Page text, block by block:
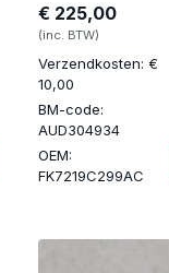
€ 225,00
(inc. BTW)
Verzendkosten: €
10,00
BM-code:
AUD304934
OEM:
FK7219C299AC